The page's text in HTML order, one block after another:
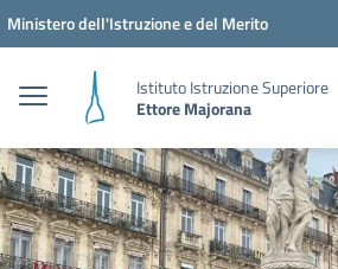
Vai ai contenuti
Vai al menu di navigazione
Vai al footer
Ministero dell'Istruzione e del Merito
Istituto Istruzione Superiore
Ettore Majorana